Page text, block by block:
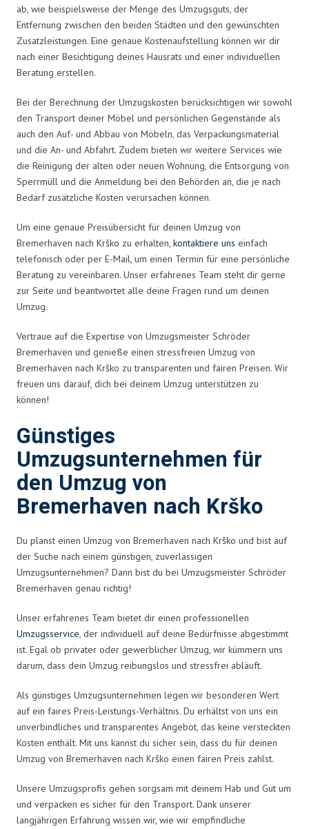
ab, wie beispielsweise der Menge des Umzugsguts, der
Entfernung zwischen den beiden Städten und den gewünschten
Zusatzleistungen. Eine genaue Kostenaufstellung können wir dir
nach einer Besichtigung deines Hausrats und einer individuellen
Beratung erstellen.
Bei der Berechnung der Umzugskosten berücksichtigen wir sowohl
den Transport deiner Möbel und persönlichen Gegenstände als
auch den Auf- und Abbau von Möbeln, das Verpackungsmaterial
und die An- und Abfahrt. Zudem bieten wir weitere Services wie
die Reinigung der alten oder neuen Wohnung, die Entsorgung von
Sperrmüll und die Anmeldung bei den Behörden an, die je nach
Bedarf zusätzliche Kosten verursachen können.
Um eine genaue Preisübersicht für deinen Umzug von
Bremerhaven nach Krško zu erhalten, kontaktiere uns einfach
telefonisch oder per E-Mail, um einen Termin für eine persönliche
Beratung zu vereinbaren. Unser erfahrenes Team steht dir gerne
zur Seite und beantwortet alle deine Fragen rund um deinen
Umzug.
Vertraue auf die Expertise von Umzugsmeister Schröder
Bremerhaven und genieße einen stressfreien Umzug von
Bremerhaven nach Krško zu transparenten und fairen Preisen. Wir
freuen uns darauf, dich bei deinem Umzug unterstützen zu
können!
Günstiges
Umzugsunternehmen für
den Umzug von
Bremerhaven nach Krško
Du planst einen Umzug von Bremerhaven nach Krško und bist auf
der Suche nach einem günstigen, zuverlässigen
Umzugsunternehmen? Dann bist du bei Umzugsmeister Schröder
Bremerhaven genau richtig!
Unser erfahrenes Team bietet dir einen professionellen
Umzugsservice, der individuell auf deine Bedürfnisse abgestimmt
ist. Egal ob privater oder gewerblicher Umzug, wir kümmern uns
darum, dass dein Umzug reibungslos und stressfrei abläuft.
Als günstiges Umzugsunternehmen legen wir besonderen Wert
auf ein faires Preis-Leistungs-Verhältnis. Du erhältst von uns ein
unverbindliches und transparentes Angebot, das keine versteckten
Kosten enthält. Mit uns kannst du sicher sein, dass du für deinen
Umzug von Bremerhaven nach Krško einen fairen Preis zahlst.
Unsere Umzugsprofis gehen sorgsam mit deinem Hab und Gut um
und verpacken es sicher für den Transport. Dank unserer
langjährigen Erfahrung wissen wir, wie wir empfindliche